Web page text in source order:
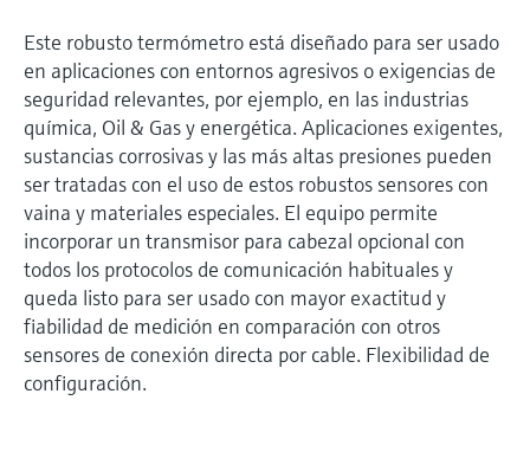
Este robusto termómetro está diseñado para ser usado
en aplicaciones con entornos agresivos o exigencias de
seguridad relevantes, por ejemplo, en las industrias
química, Oil & Gas y energética. Aplicaciones exigentes,
sustancias corrosivas y las más altas presiones pueden
ser tratadas con el uso de estos robustos sensores con
vaina y materiales especiales. El equipo permite
incorporar un transmisor para cabezal opcional con
todos los protocolos de comunicación habituales y
queda listo para ser usado con mayor exactitud y
fiabilidad de medición en comparación con otros
sensores de conexión directa por cable. Flexibilidad de
configuración.